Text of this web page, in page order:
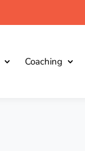
Coaching